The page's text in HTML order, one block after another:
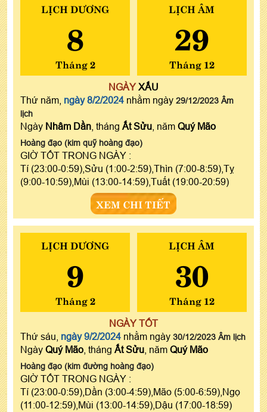
LỊCH DƯƠNG
8
Tháng 2
LỊCH ÂM
29
Tháng 12
NGÀYXẤU
Thứ năm, ngày 8/2/2024 nhằm ngày 29/12/2023 Âm
lịch
Ngày Nhâm Dần , tháng Ất Sửu , năm Quý Mão
Hoàng đạo (kim quỹ hoàng đạo)
GIỜ TỐT TRONG NGÀY :
Tí (23:00-0:59),Sửu (1:00-2:59),Thìn (7:00-8:59),Tỵ
(9:00-10:59),Mùi (13:00-14:59),Tuất (19:00-20:59)
XEM CHI TIẾT
LỊCH DƯƠNG
9
Tháng 2
LỊCH ÂM
30
Tháng 12
NGÀY TỐT
Thứ sáu, ngày 9/2/2024 nhằm ngày 30/12/2023 Âm lịch
Ngày Quý Mão , tháng Ất Sửu , năm Quý Mão
Hoàng đạo (kim đường hoàng đạo)
GIỜ TỐT TRONG NGÀY :
Tí (23:00-0:59),Dần (3:00-4:59),Mão (5:00-6:59),Ngọ
(11:00-12:59),Mùi (13:00-14:59),Dậu (17:00-18:59)